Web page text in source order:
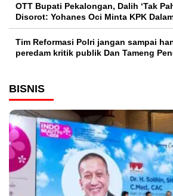
OTT Bupati Pekalongan, Dalih ‘Tak
Disorot: Yohanes Oci Minta KPK
Tim Reformasi Polri jangan sampai
peredam kritik publik Dan Tameng
BISNIS